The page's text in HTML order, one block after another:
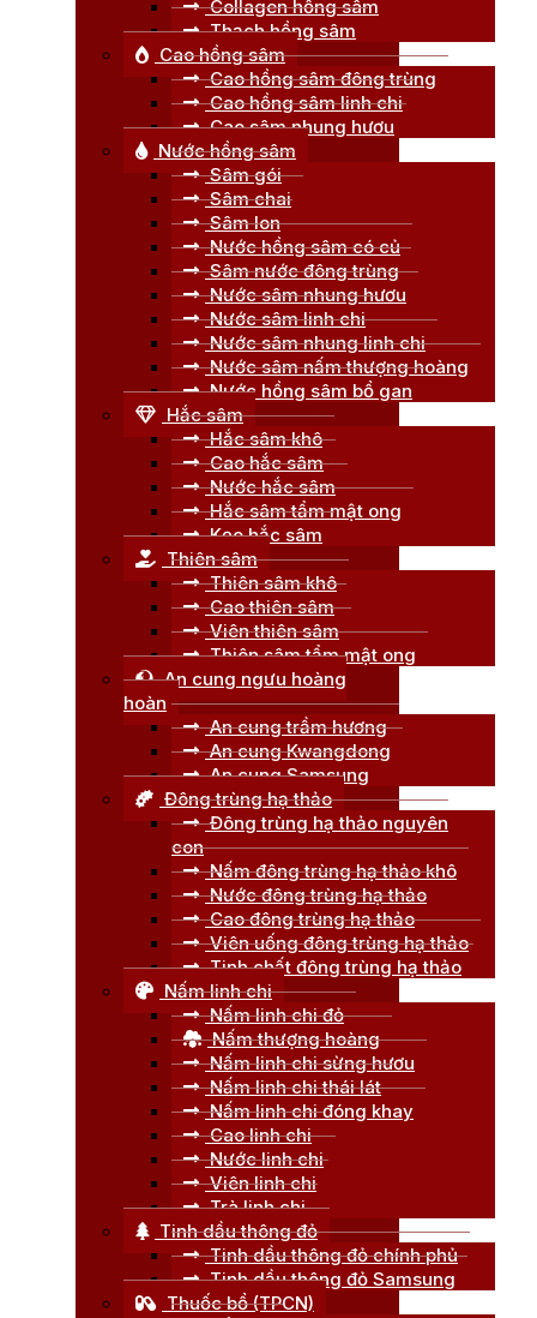
Collagen hồng sâm
Thạch hồng sâm
Cao hồng sâm
Cao hồng sâm đông trùng
Cao hồng sâm linh chi
Cao sâm nhung hươu
Nước hồng sâm
Sâm gói
Sâm chai
Sâm lon
Nước hồng sâm có củ
Sâm nước đông trùng
Nước sâm nhung hươu
Nước sâm linh chi
Nước sâm nhung linh chi
Nước sâm nấm thượng hoàng
Nước hồng sâm bổ gan
Hắc sâm
Hắc sâm khô
Cao hắc sâm
Nước hắc sâm
Hắc sâm tẩm mật ong
Kẹo hắc sâm
Thiên sâm
Thiên sâm khô
Cao thiên sâm
Viên thiên sâm
Thiên sâm tẩm mật ong
An cung ngưu hoàng
hoàn
An cung trầm hương
An cung Kwangdong
An cung Samsung
Đông trùng hạ thảo
Đông trùng hạ thảo nguyên
con
Nấm đông trùng hạ thảo khô
Nước đông trùng hạ thảo
Cao đông trùng hạ thảo
Viên uống đông trùng hạ thảo
Tinh chất đông trùng hạ thảo
Nấm linh chi
Nấm linh chi đỏ
Nấm thượng hoàng
Nấm linh chi sừng hươu
Nấm linh chi thái lát
Nấm linh chi đóng khay
Cao linh chi
Nước linh chi
Viên linh chi
Trà linh chi
Tinh dầu thông đỏ
Tinh dầu thông đỏ chính phủ
Tinh dầu thông đỏ Samsung
Thuốc bổ (TPCN)